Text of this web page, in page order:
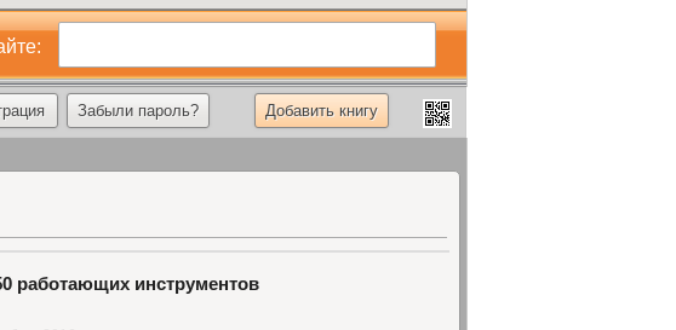
Забыли пароль? Добавить книгу
работающих инструментов